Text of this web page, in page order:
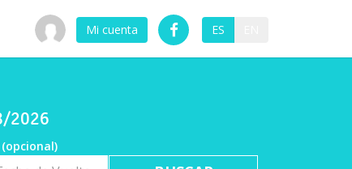
Mi cuenta ES
2026